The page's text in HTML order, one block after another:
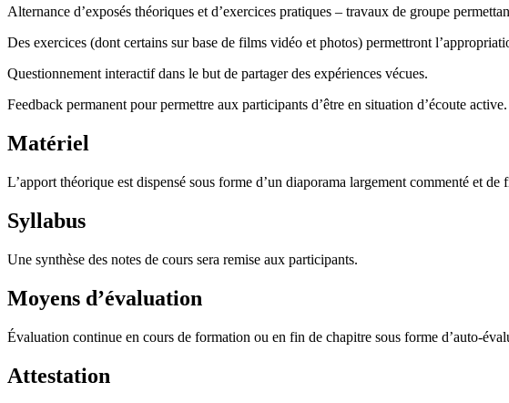
Alternance d’exposés théoriques et d’exercices pratiques – travaux de groupe
Des exercices (dont certains sur base de films vidéo et photos) permettront
Questionnement interactif dans le but de partager des expériences vécues.
Feedback permanent pour permettre aux participants d’être en situation d’écoute active.
Matériel
L’apport théorique est dispensé sous forme d’un diaporama largement commenté et de
Syllabus
Une synthèse des notes de cours sera remise aux participants.
Moyens d’évaluation
Évaluation continue en cours de formation ou en fin de chapitre sous forme d’auto-
Attestation